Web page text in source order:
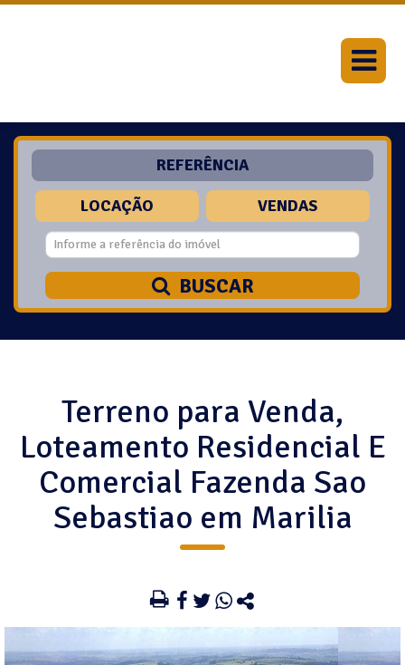
REFERÊNCIA
LOCAÇÃO VENDAS
BUSCAR
Terreno para Venda,
Loteamento Residencial E
Comercial Fazenda Sao
Sebastiao em Marilia